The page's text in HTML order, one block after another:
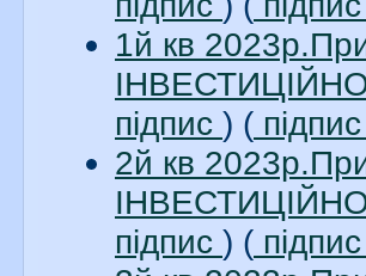
1й кв
підпис ) ( підпис
2й кв
підпис ) ( підпис